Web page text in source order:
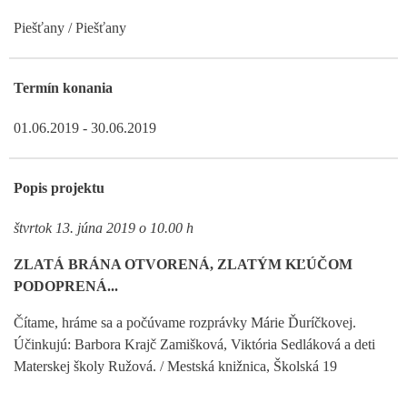
Piešťany / Piešťany
Termín konania
01.06.2019 - 30.06.2019
Popis projektu
štvrtok 13. júna 2019 o 10.00 h
ZLATÁ BRÁNA OTVORENÁ, ZLATÝM KĽÚČOM
PODOPRENÁ...
Čítame, hráme sa a počúvame rozprávky Márie Ďuríčkovej.
Účinkujú: Barbora Krajč Zamišková, Viktória Sedláková a deti
Materskej školy Ružová. / Mestská knižnica, Školská 19